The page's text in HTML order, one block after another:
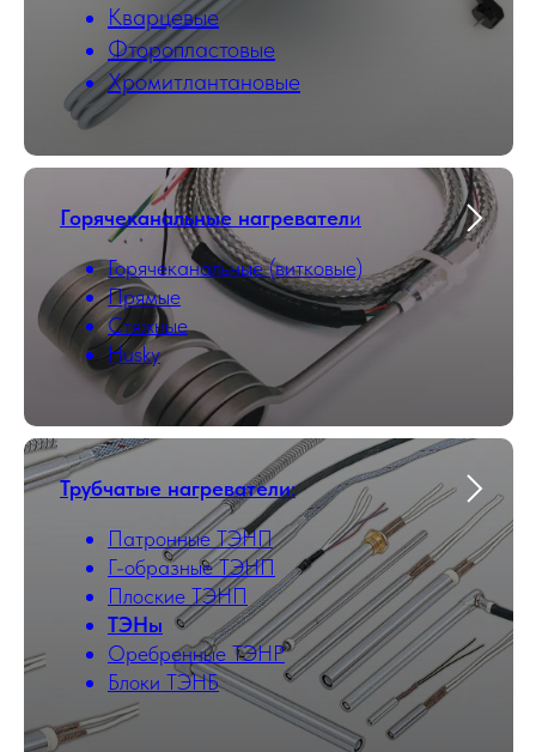
Кварцевые
Фторопластовые
Хромитлантановые
Горячеканальные нагреватели
Горячеканальные (витковые)
Прямые
Стяжные
Husky
Трубчатые нагреватели:
Патронные ТЭНП
Г-образные ТЭНП
Плоские ТЭНП
ТЭНы
Оребренные ТЭНР
Блоки ТЭНБ